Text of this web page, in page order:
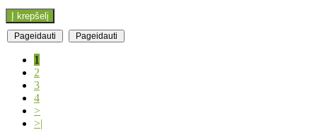
Į krepšelį
Pageidauti Pageidauti
1
2
3
4
>
>|